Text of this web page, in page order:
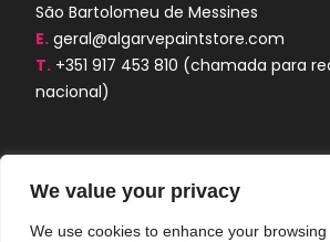
We value your privacy
We use cookies to enhance your
São Bartolomeu de Messines
E. geral@algarvepaintstore.com
T. +351 917 453 810 (chamada para
nacional)
Algarve Paint Store © 2024.